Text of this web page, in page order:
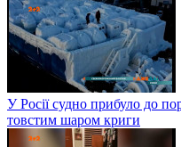
У Росії судно прибуло до
товстим шаром криги